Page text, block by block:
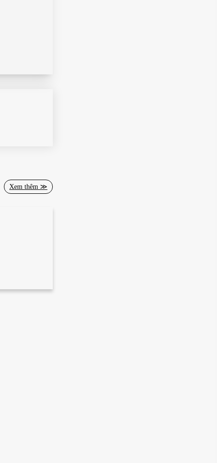
Xem thêm ≫